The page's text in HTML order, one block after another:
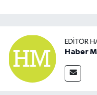
EDITÖR
Haber